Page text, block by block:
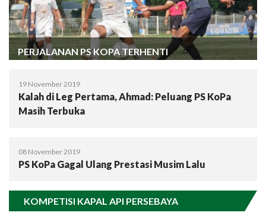
PERJALANAN PS KOPA TERHENTI
19 November 2019
Kalah di Leg Pertama, Ahmad: Peluang PS KoPa
Masih Terbuka
08 November 2019
PS KoPa Gagal Ulang Prestasi Musim Lalu
KOMPETISI KAPAL API PERSEBAYA